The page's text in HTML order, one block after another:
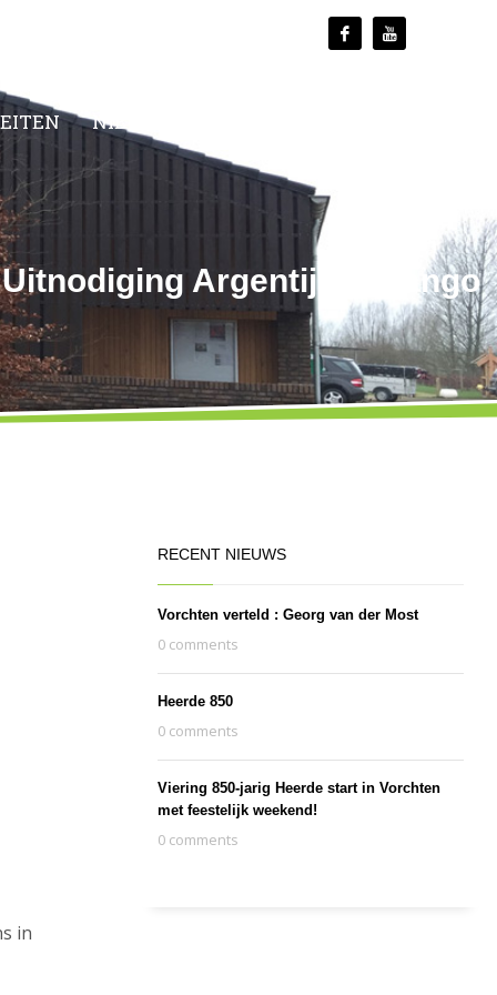
NIEUWS
Uitnodiging Argentijnse Tango
in
RECENT NIEUWS
Vorchten verteld : Georg van der Most
0 comments
Heerde 850
0 comments
Viering 850-jarig Heerde start in Vorchten
met feestelijk weekend!
0 comments